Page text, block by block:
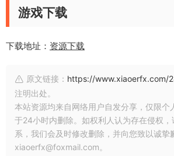
游戏下载
下载地址： 资源下载
原文链接： https://www.xiaoerfx.com/
注明出处。
本站资源均来自网络用户自发分享，仅限个
于24小时内删除。如权利人认为存在侵权
系，我们会及时修改删除，并向您致以诚挚
xiaoerfx@foxmail.com。